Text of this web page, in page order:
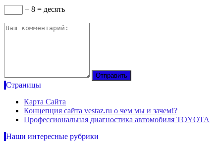
+ 8 = десять
Страницы
Карта Сайта
Концепция сайта vestaz.ru о чем мы и зачем!?
Профессиональная диагностика автомобиля TOYOTA
Наши интересные рубрики